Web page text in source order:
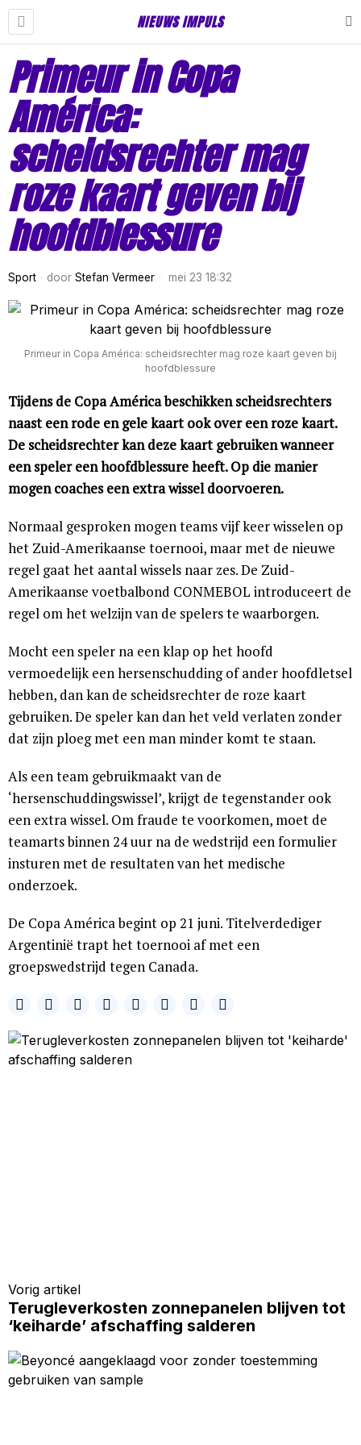
NIEUWS IMPULS
Primeur in Copa
América:
scheidsrechter mag
roze kaart geven bij
hoofdblessure
Sport door Stefan Vermeer mei 23 18:32
Primeur in Copa América: scheidsrechter mag roze kaart geven bij
hoofdblessure
Tijdens de Copa América beschikken scheidsrechters
naast een rode en gele kaart ook over een roze kaart.
De scheidsrechter kan deze kaart gebruiken wanneer
een speler een hoofdblessure heeft. Op die manier
mogen coaches een extra wissel doorvoeren.
Normaal gesproken mogen teams vijf keer wisselen op
het Zuid-Amerikaanse toernooi, maar met de nieuwe
regel gaat het aantal wissels naar zes. De Zuid-
Amerikaanse voetbalbond CONMEBOL introduceert de
regel om het welzijn van de spelers te waarborgen.
Mocht een speler na een klap op het hoofd
vermoedelijk een hersenschudding of ander hoofdletsel
hebben, dan kan de scheidsrechter de roze kaart
gebruiken. De speler kan dan het veld verlaten zonder
dat zijn ploeg met een man minder komt te staan.
Als een team gebruikmaakt van de
‘hersenschuddingswissel’, krijgt de tegenstander ook
een extra wissel. Om fraude te voorkomen, moet de
teamarts binnen 24 uur na de wedstrijd een formulier
insturen met de resultaten van het medische
onderzoek.
De Copa América begint op 21 juni. Titelverdediger
Argentinië trapt het toernooi af met een
groepswedstrijd tegen Canada.
Vorig artikel
Terugleverkosten zonnepanelen blijven tot
‘keiharde’ afschaffing salderen